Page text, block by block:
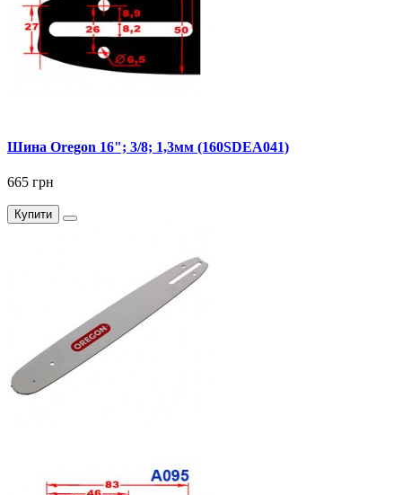
Шина Oregon 16"; 3/8; 1,3мм (160SDEA041)
665 грн
Купити